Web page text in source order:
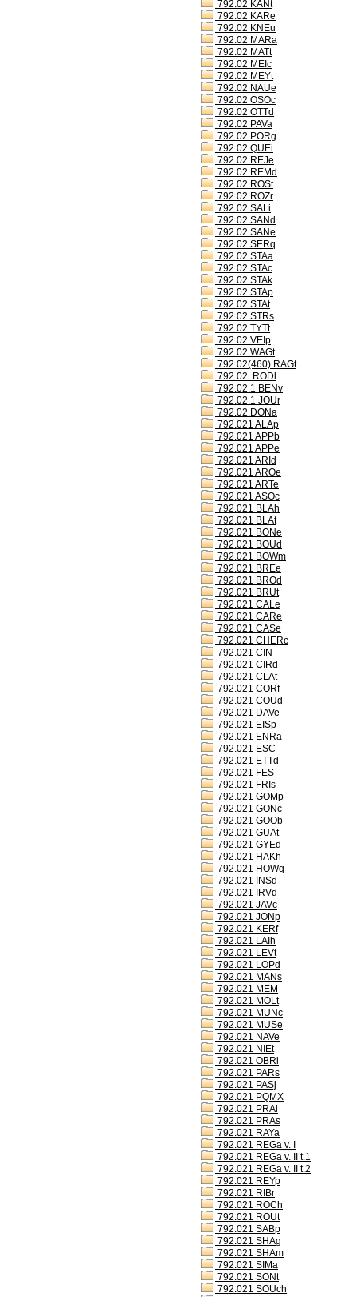
792.02 KANt
792.02 KARe
792.02 KNEu
792.02 MARa
792.02 MATt
792.02 MEIc
792.02 MEYt
792.02 NAUe
792.02 OSOc
792.02 OTTd
792.02 PAVa
792.02 PORg
792.02 QUEi
792.02 REJe
792.02 REMd
792.02 ROSt
792.02 ROZr
792.02 SALi
792.02 SANd
792.02 SANe
792.02 SERq
792.02 STAa
792.02 STAc
792.02 STAk
792.02 STAp
792.02 STAt
792.02 STRs
792.02 TYTt
792.02 VEIp
792.02 WAGt
792.02(460) RAGt
792.02. RODl
792.02.1 BENv
792.02.1 JOUr
792.02.DONa
792.021 ALAp
792.021 APPb
792.021 APPe
792.021 ARId
792.021 AROe
792.021 ARTe
792.021 ASOc
792.021 BLAh
792.021 BLAt
792.021 BONe
792.021 BOUd
792.021 BOWm
792.021 BREe
792.021 BROd
792.021 BRUt
792.021 CALe
792.021 CARe
792.021 CASe
792.021 CHERc
792.021 CIN
792.021 CIRd
792.021 CLAt
792.021 CORf
792.021 COUd
792.021 DAVe
792.021 EISp
792.021 ENRa
792.021 ESC
792.021 ETTd
792.021 FES
792.021 FRIs
792.021 GOMp
792.021 GONc
792.021 GOOb
792.021 GUAt
792.021 GYEd
792.021 HAKh
792.021 HOWq
792.021 INSd
792.021 IRVd
792.021 JAVc
792.021 JONp
792.021 KERf
792.021 LAIh
792.021 LEVt
792.021 LOPd
792.021 MANs
792.021 MEM
792.021 MOLt
792.021 MUNc
792.021 MUSe
792.021 NAVe
792.021 NIEt
792.021 OBRi
792.021 PARs
792.021 PASj
792.021 PQMX
792.021 PRAi
792.021 PRAs
792.021 RAYa
792.021 REGa v. I
792.021 REGa v. II t.1
792.021 REGa v. II t.2
792.021 REYp
792.021 RIBr
792.021 ROCh
792.021 ROUt
792.021 SABp
792.021 SHAg
792.021 SHAm
792.021 SIMa
792.021 SONt
792.021 SOUch